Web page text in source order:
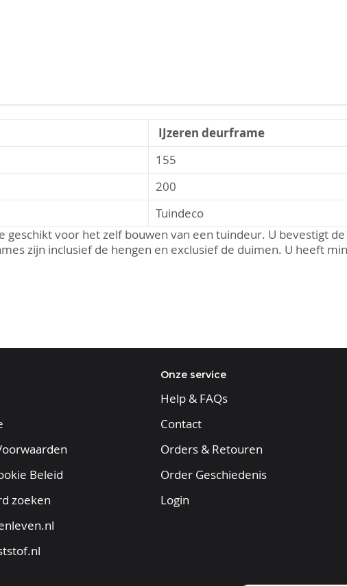
IJzeren deurframe
155
200
Tuindeco
voor het zelf bouwen van een tuindeur. U bevestigt
zijn inclusief de hengen en exclusief de duimen. U heeft
Beleid
zoeken
Onze service
Help & FAQs
Contact
Orders & Retouren
Order Geschiedenis
Login